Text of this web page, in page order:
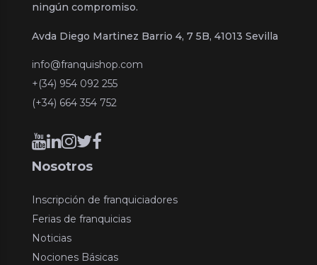
ningún compromiso.
Avda Diego Martinez Barrio 4, 7 5B, 41013 Sevilla
info@franquishop.com
+(34) 954 092 255
(+34) 664 354 752
Nosotros
Inscripción de franquiciadores
Ferias de franquicias
Noticias
Nociones Básicas